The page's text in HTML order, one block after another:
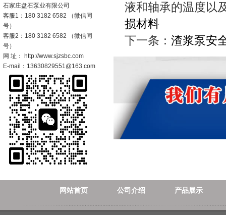
石家庄盘石泵业有限公司
客服1：180 3182 6582 （微信同
号）
客服2：180 3182 6582 （微信同
号）
网 址： http://www.sjzsbc.com
E-mail：13630829551@163.com
液和轴承的温度以
损材料
下一条： 渣浆泵安
网站首页 公司介绍 产品展示